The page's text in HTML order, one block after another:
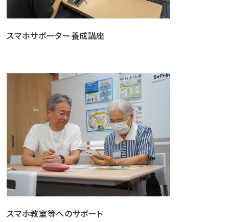
スマホサポーター養成講座
スマホ教室等へのサポート